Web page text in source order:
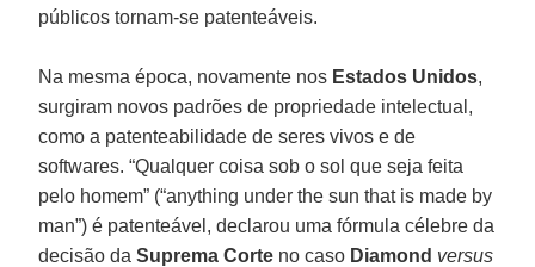
públicos tornam-se patenteáveis.
Na mesma época, novamente nos Estados Unidos,
surgiram novos padrões de propriedade intelectual,
como a patenteabilidade de seres vivos e de
softwares. “Qualquer coisa sob o sol que seja feita
pelo homem” (“anything under the sun that is made by
man”) é patenteável, declarou uma fórmula célebre da
decisão daSuprema Corte no caso Diamond versus